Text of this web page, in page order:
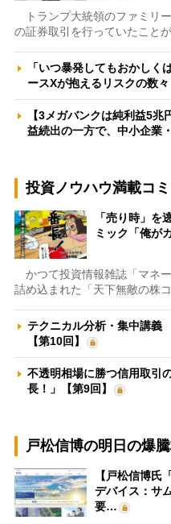
トランプ大統領のファミリ
の証券取引を行っていたこと
「いつ暴発してもおかしく
ースXが抱えるリスクの数
【3メガバンクは純利益5
益続出の一方で、中小企業
投資ノウハウ満載コ
「売り時」
ミック「俺が
かつて投資情報雑誌「マネ
詰め込まれた「天下無敵の株
テクニカル分析・集中講義
【第10回】
不透明相場に勝つ信用取引
長！」【第9回】
戸松信博の明日の爆
【戸松信博氏
デバイス：サ
要…